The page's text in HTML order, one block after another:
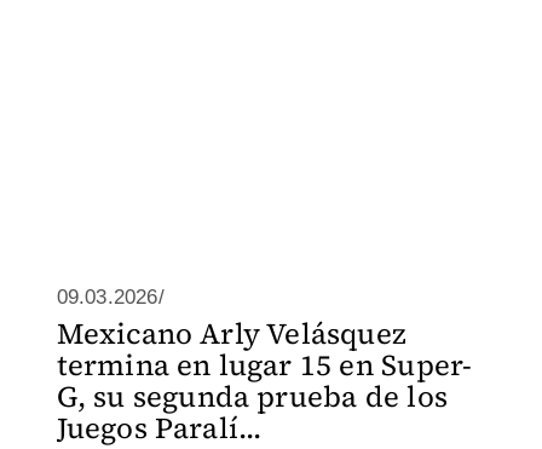
09.03.2026/
Mexicano Arly Velásquez
termina en lugar 15 en Super-
G, su segunda prueba de los
Juegos Paralí...